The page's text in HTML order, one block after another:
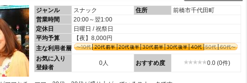
ジャンル スナック 住所
前橋市千代田町
営業時間
20:00～翌1:00
定休日
日曜日 / 祝祭日
平均予算
【夜】8,000円
主な利用者層
お気に入り
登録者
0人 おすすめ度 0.0 (0件)